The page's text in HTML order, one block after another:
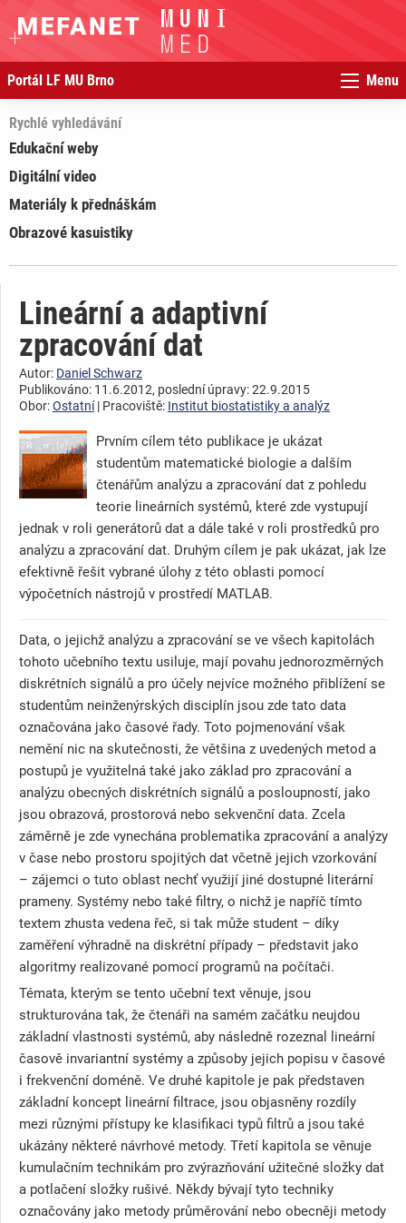
Portál LF MU Brno Menu
Rychlé vyhledávání
Edukační weby
Digitální video
Materiály k přednáškám
Obrazové kasuistiky
Lineární a adaptivní
zpracování dat
Autor: Daniel Schwarz
Publikováno: 11.6.2012, poslední úpravy: 22.9.2015
Obor:Ostatní| Pracoviště: Institut biostatistiky a analýz
Prvním cílem této publikace je ukázat
studentům matematické biologie a dalším
čtenářům analýzu a zpracování dat z pohledu
teorie lineárních systémů, které zde vystupují
jednak v roli generátorů dat a dále také v roli prostředků pro
analýzu a zpracování dat. Druhým cílem je pak ukázat, jak lze
efektivně řešit vybrané úlohy z této oblasti pomocí
výpočetních nástrojů v prostředí MATLAB.
Data, o jejichž analýzu a zpracování se ve všech kapitolách
tohoto učebního textu usiluje, mají povahu jednorozměrných
diskrétních signálů a pro účely nejvíce možného přiblížení se
studentům neinženýrských disciplín jsou zde tato data
označována jako časové řady. Toto pojmenování však
nemění nic na skutečnosti, že většina z uvedených metod a
postupů je využitelná také jako základ pro zpracování a
analýzu obecných diskrétních signálů a posloupností, jako
jsou obrazová, prostorová nebo sekvenční data. Zcela
záměrně je zde vynechána problematika zpracování a analýzy
v čase nebo prostoru spojitých dat včetně jejich vzorkování
– zájemci o tuto oblast nechť využijí jiné dostupné literární
prameny. Systémy nebo také filtry, o nichž je napříč tímto
textem zhusta vedena řeč, si tak může student – díky
zaměření výhradně na diskrétní případy – představit jako
algoritmy realizované pomocí programů na počítači.
Témata, kterým se tento učební text věnuje, jsou
strukturována tak, že čtenáři na samém začátku neujdou
základní vlastnosti systémů, aby následně rozeznal lineární
časově invariantní systémy a způsoby jejich popisu v časové
i frekvenční doméně. Ve druhé kapitole je pak představen
základní koncept lineární filtrace, jsou objasněny rozdíly
mezi různými přístupy ke klasifikaci typů filtrů a jsou také
ukázány některé návrhové metody. Třetí kapitola se věnuje
kumulačním technikám pro zvýrazňování užitečné složky dat
a potlačení složky rušivé. Někdy bývají tyto techniky
označovány jako metody průměrování nebo obecněji metody